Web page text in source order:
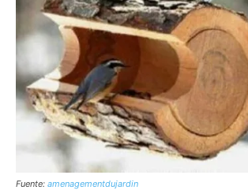
Fuente: amenagementdujardin